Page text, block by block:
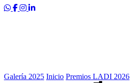
Galería 2025 Inicio Premios LADI 2026